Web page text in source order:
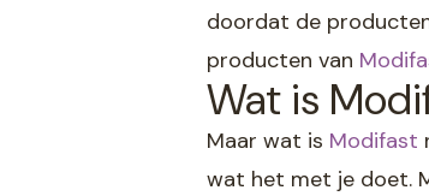
doordat de
producten van
Wat is
Maar wat is Modifast
wat het met je doet.